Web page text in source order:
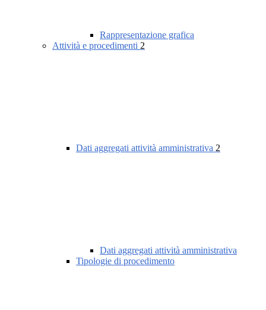
Rappresentazione grafica
Attività e procedimenti 2
Dati aggregati attività amministrativa 2
Dati aggregati attività amministrativa
Tipologie di procedimento